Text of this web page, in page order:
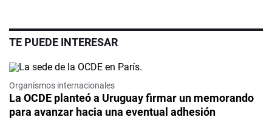
TE PUEDE INTERESAR
Organismos internacionales
La OCDE planteó a Uruguay firmar un memorando
para avanzar hacia una eventual adhesión